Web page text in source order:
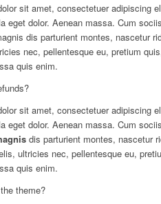
sit amet, consectetuer adipiscing
eget dolor. Aenean massa. Cum
dis parturient montes, nascetur
nec, pellentesque eu, pretium
quis enim.
sit amet, consectetuer adipiscing
eget dolor. Aenean massa. Cum
dis parturient montes, nascetur
ultricies nec, pellentesque eu,
quis enim.
theme?